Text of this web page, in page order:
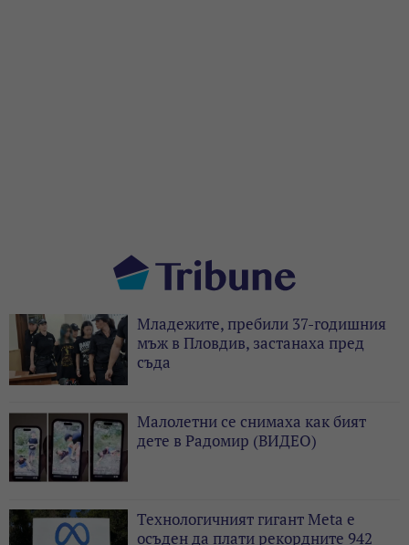
Младежите, пребили 37-годишния
мъж в Пловдив, застанаха пред
съда
Малолетни се снимаха как бият
дете в Радомир (ВИДЕО)
Технологичният гигант Meta е
осъден да плати рекордните 942